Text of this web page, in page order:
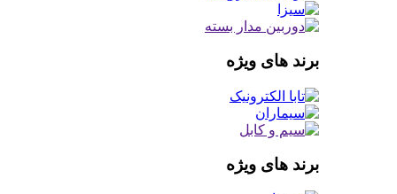
برند های ویژه
برند های ویژه